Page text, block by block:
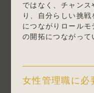
ではなく、チャン
り、自分らしい挑
につながりロール
の開拓につながって
女性管理職に必